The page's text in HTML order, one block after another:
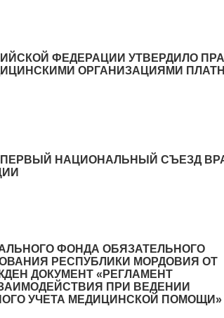
ФЕДЕРАЦИИ УТВЕРДИЛО
ОРГАНИЗАЦИЯМИ
НАЦИОНАЛЬНЫЙ СЪЕЗД
ФОНДА ОБЯЗАТЕЛЬНОГО
РЕСПУБЛИКИ МОРДОВИЯ ОТ
ДОКУМЕНТ «РЕГЛАМЕНТ
ПРИ ВЕДЕНИИ
УЧЕТА МЕДИЦИНСКОЙ ПОМОЩИ»